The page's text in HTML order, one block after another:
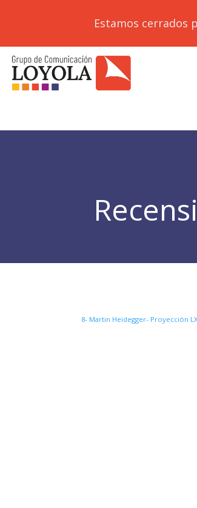
Estamos cerrados
8- Martin Heidegger- Proyección